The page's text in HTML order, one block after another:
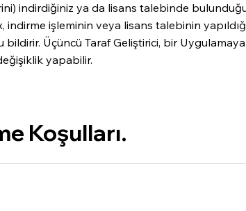
indirdiğiniz ya da lisans talebinde
indirme işleminin veya lisans talebinin
bildirir. Üçüncü Taraf Geliştirici, bir
yapabilir.
Koşulları.